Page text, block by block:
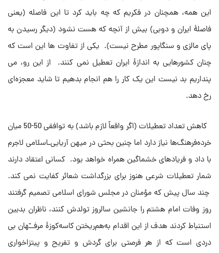
این همه، همچنان در فکریم که چه باید کرد تا این فاصله (یعنى
فاصلهٔ ایران و دوبى) بیش از آنچه که هست نشود (دیگر رسیدن به
پاى مالزى و سنگاپور مطرح نیست). یکى از تفاوت ها این است که
چنان کشورهایى به اندازهٔ‌ ایران تعطیل نمى کنند. از این رو، مى
پنداریم بد نیست این یک کار را هم انجام بدهیم تا شاید معجزه‌اى
رخ دهد.
کاهش تعداد تعطیلات (اگر واقعاً لازم باشد) به توافقى 50-50 میان
خرده‌فرهنگ‌ها نیاز دارد اما چنین بحثى در میهن آریایى‌ـاسلامى لاجرم
با داد و فریادهاى خشماگین همراه خواهد بود. کسانى اعتقاد دارند
شمار تعطیلات شرعى هنوز براى بزرگداشت شعائر کفایت نمى کند.
چند سال پیش که مؤمنان در مجلس شوراى اسلامى تصمیم گرفتند
روز وفات امام هشتم را جانشین سالروز تولدش کنند، ناظران بدبین
استنباط کردند هدف از این اقدام به‌هم‌ریختن کاسه‌کوزۀ مرفــّهان بی
دردى است که از هر فرصتى براى گردش و تفریح و پیتزاخوارى